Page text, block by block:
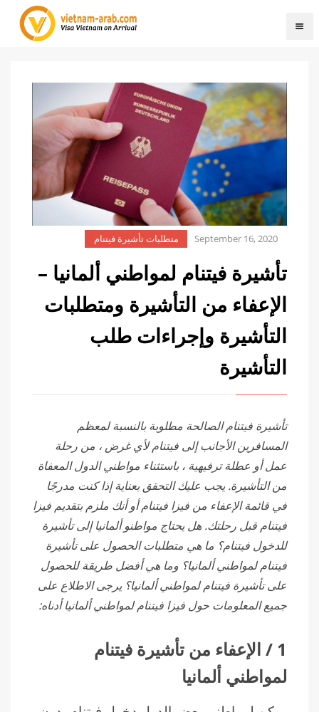
September 16, 2020 متطلبات تأشيرة فيتنام
تأشيرة فيتنام لمواطني ألمانيا –
الإعفاء من التأشيرة ومتطلبات
التأشيرة وإجراءات طلب
التأشيرة
تأشيرة فيتنام الصالحة مطلوبة بالنسبة لمعظم
المسافرين الأجانب إلى فيتنام لأي غرض ، من رحلة
عمل أو عطلة ترفيهية ، باستثناء مواطني الدول المعفاة
من التأشيرة. يجب عليك التحقق بعناية إذا كنت مدرجًا
في قائمة الإعفاء من فيزا فيتنام أو أنك ملزم بتقديم فيزا
فيتنام قبل رحلتك. هل يحتاج مواطنو ألمانيا إلى تأشيرة
للدخول فيتنام؟ ما هي متطلبات الحصول على تأشيرة
فيتنام لمواطني ألمانيا؟ وما هي أفضل طريقة للحصول
على تأشيرة فيتنام لمواطني ألمانيا؟ يرجى الاطلاع على
جميع المعلومات حول فيزا فيتنام لمواطني ألمانيا أدناه:
1 / الإعفاء من تأشيرة فيتنام
لمواطني ألمانيا